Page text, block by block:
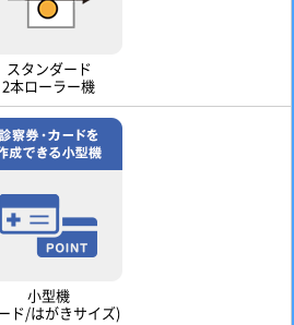
スタンダード
2本ローラー機
小型機
ド/はがきサイズ)